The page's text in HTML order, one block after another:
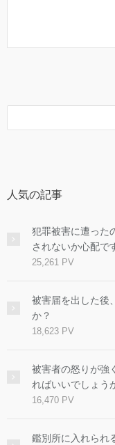
人気の記事
犯罪被害に遭った
されないか心配で
25,261 PV
被害届を出した後
か？
18,623 PV
被害者の怒りが強
ればいいでしょう
16,470 PV
鑑別所に入れられ